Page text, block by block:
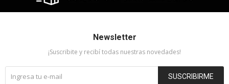
Newsletter
¡Suscribite y recibí todas nuestras novedades!
SUSCRIBIRME